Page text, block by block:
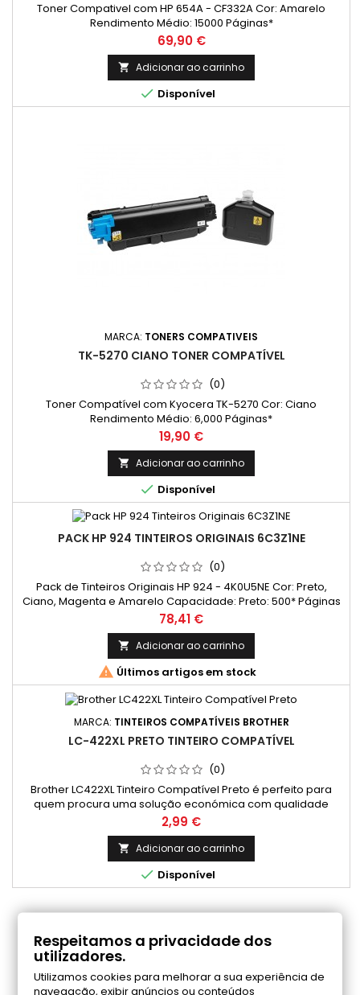
Toner Compativel com HP 654A - CF332A Cor: Amarelo
Rendimento Médio: 15000 Páginas*
Preço
69,90 €
 Adicionar ao carrinho
 Disponível
MARCA: TONERS COMPATIVEIS
TK-5270 CIANO TONER COMPATÍVEL
(0)
Toner Compatível com Kyocera TK-5270 Cor: Ciano
Rendimento Médio: 6,000 Páginas*
Preço
19,90 €
 Adicionar ao carrinho
 Disponível
PACK HP 924 TINTEIROS ORIGINAIS 6C3Z1NE
(0)
Pack de Tinteiros Originais HP 924 - 4K0U5NE Cor: Preto,
Ciano, Magenta e Amarelo Capacidade: Preto: 500* Páginas
Cada cor: 400 Páginas* *(Em impressão contínua até 5% de
cobertura de uma Folha A4)
Preço
78,41 €
 Adicionar ao carrinho
 Últimos artigos em stock
MARCA: TINTEIROS COMPATÍVEIS BROTHER
LC-422XL PRETO TINTEIRO COMPATÍVEL
(0)
Brother LC422XL Tinteiro Compatível Preto é perfeito para
quem procura uma solução económica com qualidade
profissional em impressões diárias. Cor: Preto Rendimento
Médio: 3.000 Páginas*
Preço
2,99 €
 Adicionar ao carrinho
 Disponível
COMENTÁRIOS (0)
Seja o primeiro a fazer uma avaliação
Respeitamos a privacidade dos
utilizadores.
Utilizamos cookies para melhorar a sua experiência de
navegação, exibir anúncios ou conteúdos